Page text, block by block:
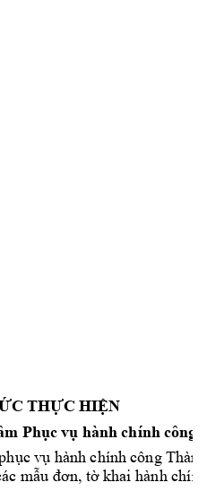
THỰC HIỆN
Phục vụ hành chính công
vụ hành chính công
mẫu đơn, tờ khai hành